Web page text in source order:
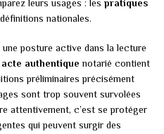
leurs usages : les pratiques
nationales.
posture active dans la lecture
acte authentique notarié contient
préliminaires précisément
sont trop souvent survolées
attentivement, c’est se protéger
qui peuvent surgir des